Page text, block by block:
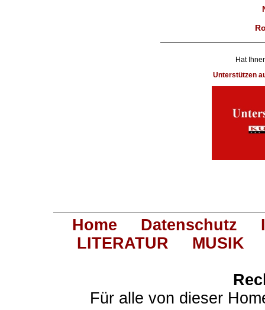
Hat
Unterstützen
Home Datenschutz
LITERATUR
MUSIK
Für alle von dieser